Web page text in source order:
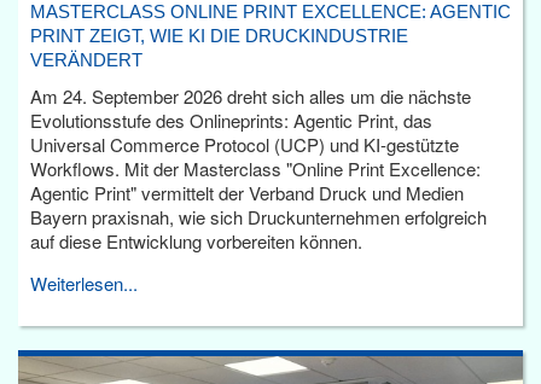
MASTERCLASS ONLINE PRINT EXCELLENCE: AGENTIC
PRINT ZEIGT, WIE KI DIE DRUCKINDUSTRIE
VERÄNDERT
Am 24. September 2026 dreht sich alles um die nächste
Evolutionsstufe des Onlineprints: Agentic Print, das
Universal Commerce Protocol (UCP) und KI-gestützte
Workflows. Mit der Masterclass "Online Print Excellence:
Agentic Print" vermittelt der Verband Druck und Medien
Bayern praxisnah, wie sich Druckunternehmen erfolgreich
auf diese Entwicklung vorbereiten können.
Weiterlesen...